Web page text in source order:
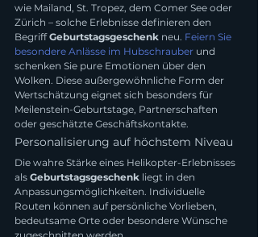
wie Mailand, St. Tropez, dem Comer See oder
Zürich – solche Erlebnisse definieren den
Begriff Geburtstagsgeschenk neu. Feiern Sie
besondere Anlässe im Hubschrauber und
schenken Sie pure Emotionen über den
Wolken. Diese außergewöhnliche Form der
Wertschätzung eignet sich besonders für
Meilenstein-Geburtstage, Partnerschaften
oder geschätzte Geschäftskontakte.
Personalisierung auf höchstem Niveau
Die wahre Stärke eines Helikopter-Erlebnisses
als Geburtstagsgeschenk liegt in den
Anpassungsmöglichkeiten. Individuelle
Routen können auf persönliche Vorlieben,
bedeutsame Orte oder besondere Wünsche